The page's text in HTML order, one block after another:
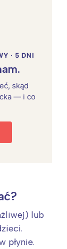
· 5 DNI
skąd
— i co
lub
płynie.